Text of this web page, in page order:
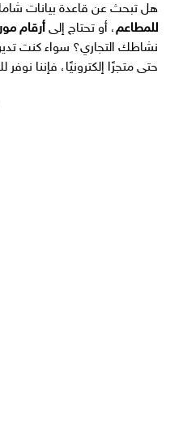
هل تبحث عن قاعدة بيانات
للمطاعم، أو تحتاج إلى أرقام
نشاطك التجاري؟ سواء كنت
حتى متجرًا إلكترونيًا، فإننا